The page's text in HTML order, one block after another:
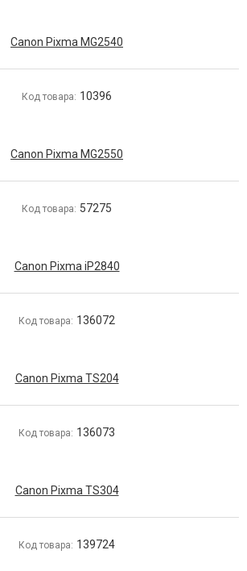
Canon Pixma MG2540
Код товара: 10396
Canon Pixma MG2550
Код товара: 57275
Canon Pixma iP2840
Код товара: 136072
Canon Pixma TS204
Код товара: 136073
Canon Pixma TS304
Код товара: 139724